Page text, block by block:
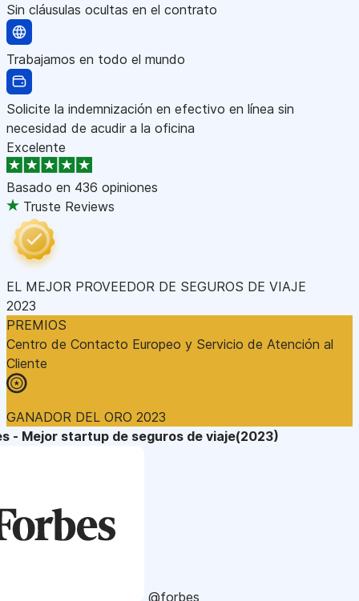
Sin cláusulas ocultas en el contrato
Trabajamos en todo el mundo
Solicite la indemnización en efectivo en línea sin
necesidad de acudir a la oficina
Excelente
Basado en 436 opiniones
Truste Reviews
EL MEJOR PROVEEDOR DE SEGUROS DE VIAJE
2023
PREMIOS
Centro de Contacto Europeo y Servicio de Atención al
Cliente
GANADOR DEL ORO 2023
- Mejor startup de seguros de viaje(2023)
@forbes